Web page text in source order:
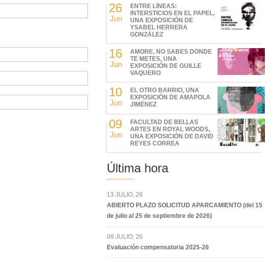
26
Jun
ENTRE LÍNEAS:
INTERSTICIOS EN EL PAPEL,
UNA EXPOSICIÓN DE
YSABEL HERRERA
GONZÁLEZ
16
Jun
AMORE, NO SABES DÓNDE
TE METES, UNA
EXPOSICIÓN DE GUILLE
VAQUERO
10
Jun
EL OTRO BARRIO, UNA
EXPOSICIÓN DE AMAPOLA
JIMÉNEZ
09
Jun
FACULTAD DE BELLAS
ARTES EN ROYAL WOODS,
UNA EXPOSICIÓN DE DAVID
REYES CORREA
Última hora
13 JULIO, 26
ABIERTO PLAZO SOLICITUD APARCAMIENTO (del 15
de julio al 25 de septiembre de 2026)
08 JULIO, 26
Evaluación compensatoria 2025-26